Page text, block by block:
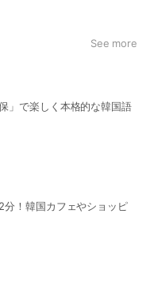
See more
」で楽しく本格的な韓国語
分！韓国カフェやショッピ